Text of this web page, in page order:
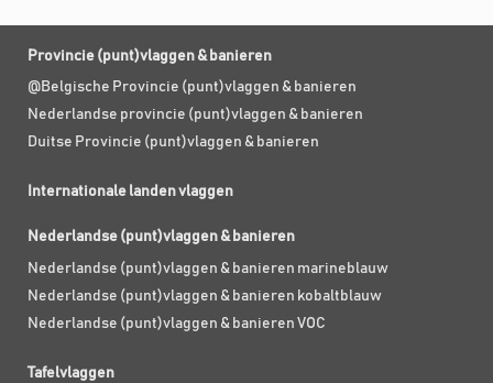
Provincie (punt)vlaggen & banieren
@Belgische Provincie (punt)vlaggen & banieren
Nederlandse provincie (punt)vlaggen & banieren
Duitse Provincie (punt)vlaggen & banieren
Internationale landen vlaggen
Nederlandse (punt)vlaggen & banieren
Nederlandse (punt)vlaggen & banieren marineblauw
Nederlandse (punt)vlaggen & banieren kobaltblauw
Nederlandse (punt)vlaggen & banieren VOC
Tafelvlaggen